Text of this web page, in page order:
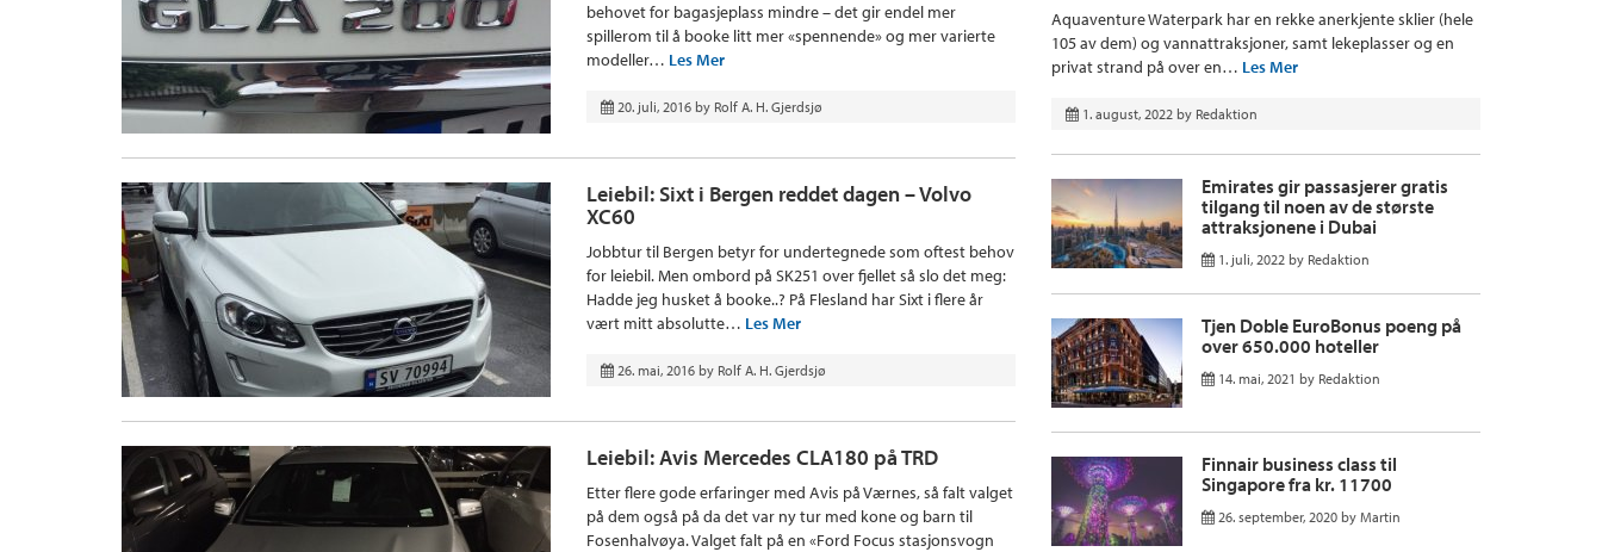
behovet for bagasjeplass mindre – det gir endel mer
spillerom til å booke litt mer «spennende» og mer varierte
modeller… Les Mer
20. juli, 2016 by Rolf A. H. Gjerdsjø
Leiebil: Sixt i Bergen reddet dagen – Volvo
XC60
Jobbtur til Bergen betyr for undertegnede som oftest behov
for leiebil. Men ombord på SK251 over fjellet så slo det meg:
Hadde jeg husket å booke..? På Flesland har Sixt i flere år
vært mitt absolutte… Les Mer
26. mai, 2016 by Rolf A. H. Gjerdsjø
Leiebil: Avis Mercedes CLA180 på TRD
Etter flere gode erfaringer med Avis på Værnes, så falt valget
på dem også på da det var ny tur med kone og barn til
Fosenhalvøya. Valget falt på en «Ford Focus stasjonsvogn
Aquaventure Waterpark har en rekke anerkjente sklier (hele
105 av dem) og vannattraksjoner, samt lekeplasser og en
privat strand på over en… Les Mer
1. august, 2022 by Redaktion
Emirates gir passasjerer gratis
tilgang til noen av de største
attraksjonene i Dubai
1. juli, 2022 by Redaktion
Tjen Doble EuroBonus poeng på
over 650.000 hoteller
14. mai, 2021 by Redaktion
Finnair business class til
Singapore fra kr. 11700
26. september, 2020 by Martin